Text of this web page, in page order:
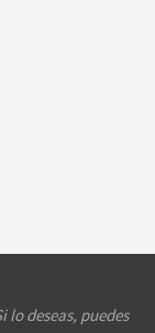
lo deseas, puedes